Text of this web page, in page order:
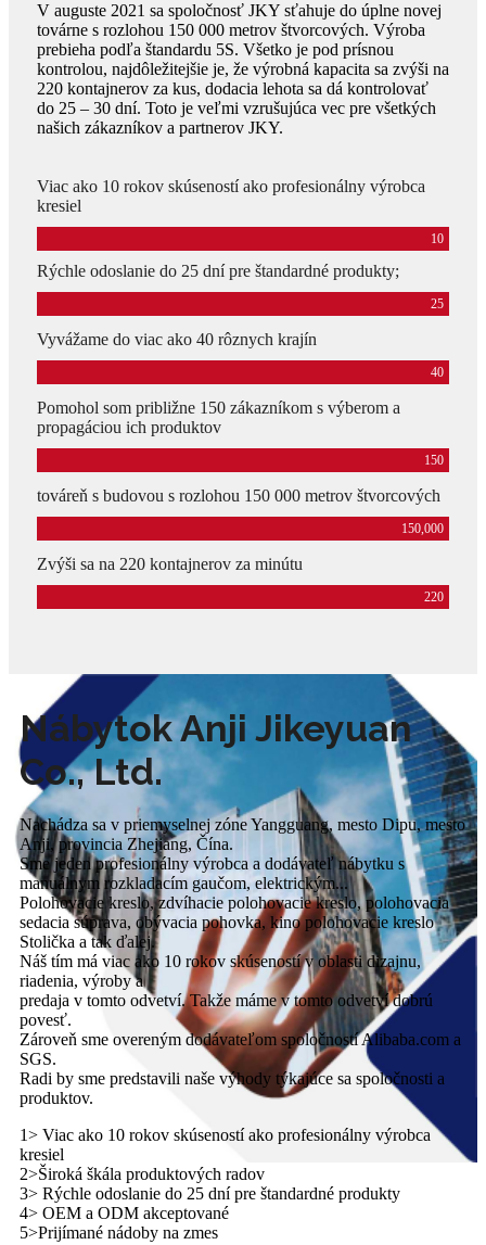
V auguste 2021 sa spoločnosť JKY sťahuje do úplne novej
továrne s rozlohou 150 000 metrov štvorcových. Výroba
prebieha podľa štandardu 5S. Všetko je pod prísnou
kontrolou, najdôležitejšie je, že výrobná kapacita sa zvýši na
220 kontajnerov za kus, dodacia lehota sa dá kontrolovať
do 25 – 30 dní. Toto je veľmi vzrušujúca vec pre všetkých
našich zákazníkov a partnerov JKY.
Viac ako 10 rokov skúseností ako profesionálny výrobca
kresiel
10
Rýchle odoslanie do 25 dní pre štandardné produkty;
25
Vyvážame do viac ako 40 rôznych krajín
40
Pomohol som približne 150 zákazníkom s výberom a
propagáciou ich produktov
150
továreň s budovou s rozlohou 150 000 metrov štvorcových
150,000
Zvýši sa na 220 kontajnerov za minútu
220
Nábytok Anji Jikeyuan
Co., Ltd.
Nachádza sa v priemyselnej zóne Yangguang, mesto Dipu, mesto
Anji, provincia Zhejiang, Čína.
Sme jeden profesionálny výrobca a dodávateľ nábytku s
manuálnym rozkladacím gaučom, elektrickým...
Polohovacie kreslo, zdvíhacie polohovacie kreslo, polohovacia
sedacia súprava, obývacia pohovka, kino polohovacie kreslo
Stolička a tak ďalej.
Náš tím má viac ako 10 rokov skúseností v oblasti dizajnu,
riadenia, výroby a
predaja v tomto odvetví. Takže máme v tomto odvetví dobrú
povesť.
Zároveň sme overeným dodávateľom spoločností Alibaba.com a
SGS.
Radi by sme predstavili naše výhody týkajúce sa spoločnosti a
produktov.
1> Viac ako 10 rokov skúseností ako profesionálny výrobca
kresiel
2>Široká škála produktových radov
3> Rýchle odoslanie do 25 dní pre štandardné produkty
4> OEM a ODM akceptované
5>Prijímané nádoby na zmes